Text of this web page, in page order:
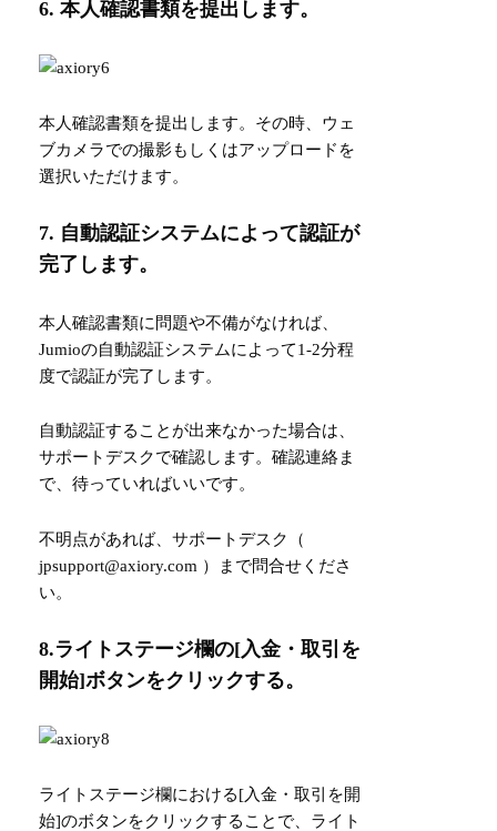
6. 本人確認書類を提出します。
本人確認書類を提出します。その時、ウェ
ブカメラでの撮影もしくはアップロードを
選択いただけます。
7. 自動認証システムによって認証が
完了します。
本人確認書類に問題や不備がなければ、
Jumioの自動認証システムによって1-2分程
度で認証が完了します。
自動認証することが出来なかった場合は、
サポートデスクで確認します。確認連絡ま
で、待っていればいいです。
不明点があれば、サポートデスク（
jpsupport@axiory.com ）まで問合せくださ
い。
8.ライトステージ欄の[入金・取引を
開始]ボタンをクリックする。
ライトステージ欄における[入金・取引を開
始]のボタンをクリックすることで、ライト